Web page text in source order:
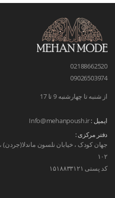
02188662520
09026503974
از شنبه تا چهارشنبه 9 تا 17
ایمیل :Info@mehanpoush.ir
دفتر مرکزی :
۱۰۲
کد پستی ۱۵۱۸۸۳۳۱۲۱